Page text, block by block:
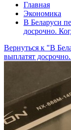
Главная
Экономика
В Беларуси
досрочно.
Вернуться к "В
выплатят